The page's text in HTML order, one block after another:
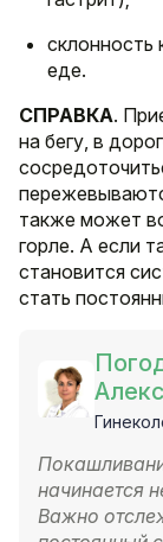
склонность
еде.
СПРАВКА.
на бегу, в
также может
горле. А если
становится
стать
начинается
Важно